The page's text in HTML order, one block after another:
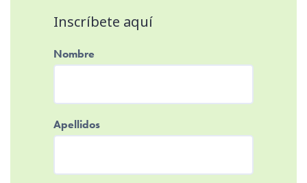
Inscríbete aquí
Nombre
Apellidos